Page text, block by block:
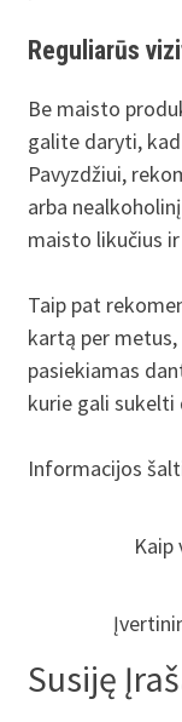
Reguliarūs
Be maisto
galite daryti,
Pavyzdžiui,
arba
maisto likučius
Taip pat
kartą per
pasiekiamas
kurie gali
Informacijos
Susiję